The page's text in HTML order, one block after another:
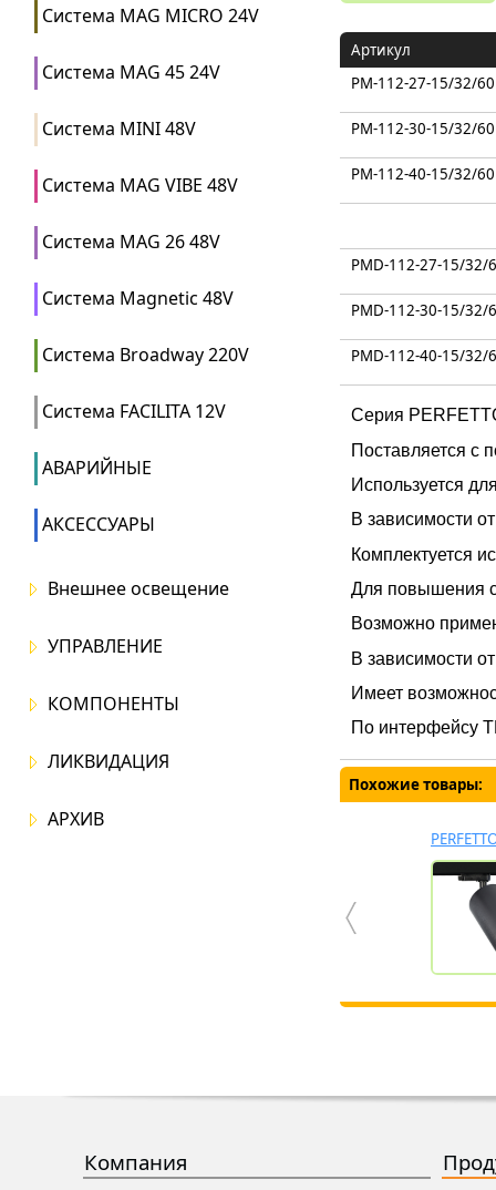
Система MAG MICRO 24V
Система MAG 45 24V
Система MINI 48V
Система MAG VIBE 48V
Система MAG 26 48V
Система Magnetic 48V
Система Broadway 220V
Система FACILITA 12V
АВАРИЙНЫЕ
АКСЕССУАРЫ
Внешнее освещение
УПРАВЛЕНИЕ
КОМПОНЕНТЫ
ЛИКВИДАЦИЯ
АРХИВ
Артикул
PM-112-27-15/32/60
PM-112-30-15/32/60
PM-112-40-15/32/60
PMD-112-27-15/32/
PMD-112-30-15/32/
PMD-112-40-15/32/
Серия
Поставляется с
Используется
В зависимости
Комплектуется
Для повышения
Возможно
В зависимости
Имеет
По интерфейсу
Похожие товары:
Компания